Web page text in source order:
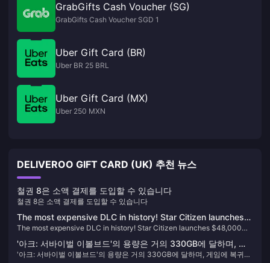
GrabGifts Cash Voucher (SG)
GrabGifts Cash Voucher SGD 1
Uber Gift Card (BR)
Uber BR 25 BRL
Uber Gift Card (MX)
Uber 250 MXN
DELIVEROO GIFT CARD (UK) 추천 뉴스
철권 8은 소액 결제를 도입할 수 있습니다
철권 8은 소액 결제를 도입할 수 있습니다
The most expensive DLC in history! Star Citizen launches
$48,000 bundle
The most expensive DLC in history! Star Citizen launches $48,000
'아크: 서바이벌 이볼브드'의 용량은 거의 330GB에 달하며, 게
임에 복귀한 플레이어는 바로 '충돌'을 겪게 됩니다.
'아크: 서바이벌 이볼브드'의 용량은 거의 330GB에 달하며, 게임에 복귀한